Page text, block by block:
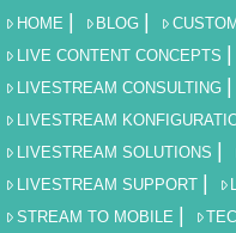
HOME BLOG
LIVE CONTENT CONCEPTS
LIVESTREAM CONSULTING
LIVESTREAM
LIVESTREAM SOLUTIONS
LIVESTREAM SUPPORT
STREAM TO MOBILE